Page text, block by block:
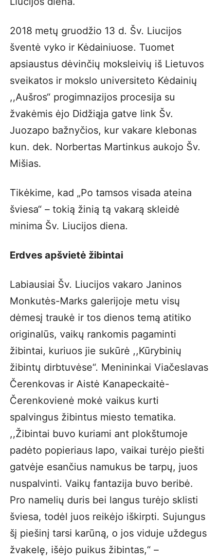
2018 metų gruodžio 13 d. Šv. Liucijos
šventė vyko ir Kėdainiuose. Tuomet
apsiaustus dėvinčių moksleivių iš Lietuvos
sveikatos ir mokslo universiteto Kėdainių
,,Aušros“ progimnazijos procesija su
žvakėmis ėjo Didžiąja gatve link Šv.
Juozapo bažnyčios, kur vakare klebonas
kun. dek. Norbertas Martinkus aukojo Šv.
Mišias.
Tikėkime, kad „Po tamsos visada ateina
šviesa“ – tokią žinią tą vakarą skleidė
minima Šv. Liucijos diena.
Erdves apšvietė žibintai
Labiausiai Šv. Liucijos vakaro Janinos
Monkutės-Marks galerijoje metu visų
dėmesį traukė ir tos dienos temą atitiko
originalūs, vaikų rankomis pagaminti
žibintai, kuriuos jie sukūrė ,,Kūrybinių
žibintų dirbtuvėse“. Menininkai Viačeslavas
Čerenkovas ir Aistė Kanapeckaitė-
Čerenkovienė mokė vaikus kurti
spalvingus žibintus miesto tematika.
,,Žibintai buvo kuriami ant plokštumoje
padėto popieriaus lapo, vaikai turėjo piešti
gatvėje esančius namukus be tarpų, juos
nuspalvinti. Vaikų fantazija buvo beribė.
Pro namelių duris bei langus turėjo sklisti
šviesa, todėl juos reikėjo iškirpti. Sujungus
šį piešinį tarsi karūną, o jos viduje uždegus
žvakelę, išėjo puikus žibintas,“ –